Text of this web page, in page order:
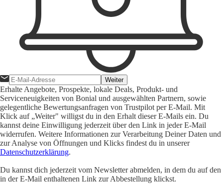
Weiter
Erhalte Angebote, Prospekte, lokale Deals, Produkt- und
Serviceneuigkeiten von Bonial und ausgewählten Partnern, sowie
gelegentliche Bewertungsanfragen von Trustpilot per E-Mail. Mit
Klick auf „Weiter" willigst du in den Erhalt dieser E-Mails ein. Du
kannst deine Einwilligung jederzeit über den Link in jeder E-Mail
widerrufen. Weitere Informationen zur Verarbeitung Deiner Daten und
zur Analyse von Öffnungen und Klicks findest du in unserer
Datenschutzerklärung.
Du kannst dich jederzeit vom Newsletter abmelden, in dem du auf den
in der E-Mail enthaltenen Link zur Abbestellung klickst.